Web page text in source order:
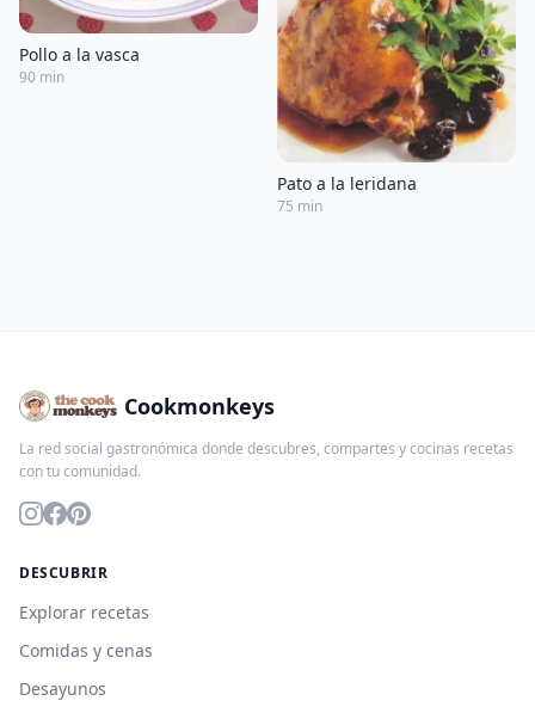
Pollo a la vasca
90 min
Pato a la leridana
75 min
Cookmonkeys
La red social gastronómica donde descubres, compartes y cocinas recetas
con tu comunidad.
DESCUBRIR
Explorar recetas
Comidas y cenas
Desayunos